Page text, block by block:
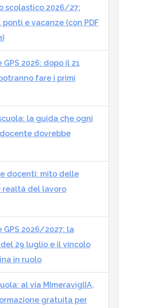
scolastico 2026/27:
ponti e vacanze (con PDF
2026: dopo il 21
fare i primi
la guida che ogni
dovrebbe
docenti: mito delle
realtà del lavoro
GPS 2026/2027: la
29 luglio e il vincolo
in ruolo
al via MImeraviglIA,
gratuita per